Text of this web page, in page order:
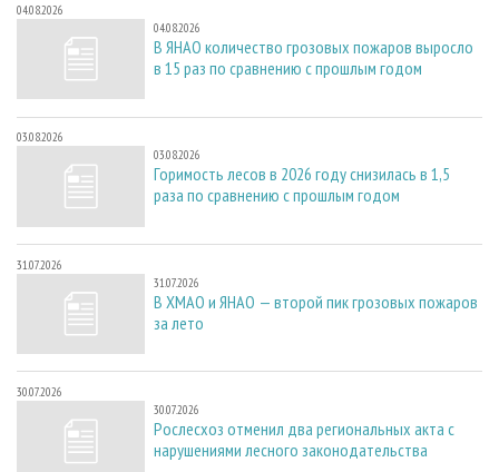
04.08.2026
04.08.2026
В ЯНАО количество грозовых пожаров выросло
в 15 раз по сравнению с прошлым годом
03.08.2026
03.08.2026
Горимость лесов в 2026 году снизилась в 1,5
раза по сравнению с прошлым годом
31.07.2026
31.07.2026
В ХМАО и ЯНАО — второй пик грозовых пожаров
за лето
30.07.2026
30.07.2026
Рослесхоз отменил два региональных акта с
нарушениями лесного законодательства